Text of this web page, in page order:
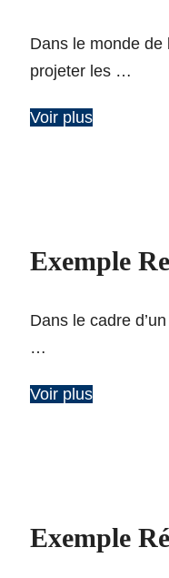
Dans le monde de
projeter les …
Voir plus
Exemple
Dans le cadre
…
Voir plus
Exemple